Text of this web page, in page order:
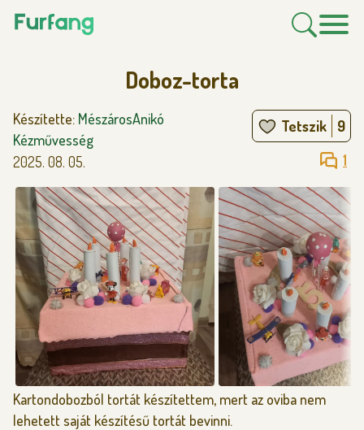
Doboz-torta
Készítette: MészárosAnikó
Kézművesség
2025. 08. 05.
Tetszik
9
1
Kartondobozból tortát készítettem, mert az oviba nem
lehetett saját készítésű tortát bevinni.